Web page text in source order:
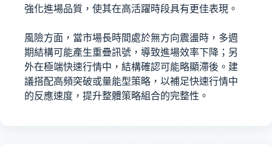
強化進場品質，使其在高活躍時段具有更佳表現。
風險方面，當市場長時間處於無方向震盪時，多週
期結構可能產生重疊訊號，導致進場效率下降；另
外在極端快速行情中，結構確認可能略顯滯後。建
議搭配高頻突破或量能型策略，以補足快速行情中
的反應速度，提升整體策略組合的完整性。